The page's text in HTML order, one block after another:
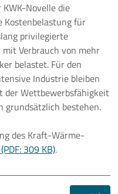
Novelle die
Kostenbelastung für
privilegierte
Verbrauch von mehr
belastet. Für den
Industrie bleiben
der Wettbewerbsfähigkeit
grundsätzlich bestehen.
des Kraft-Wärme-
309 KB).